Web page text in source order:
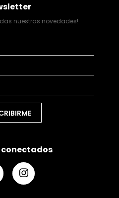
nuestras novedades!
conectados
